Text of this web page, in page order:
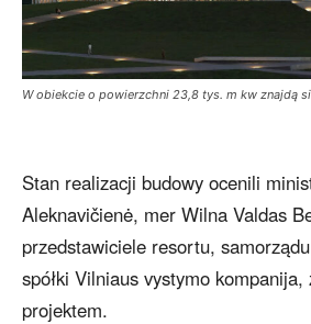
W obiekcie o powierzchni 23,8 tys. m kw znajdą
Stan realizacji budowy ocenili
Aleknavičienė, mer Wilna Valdas
przedstawiciele resortu,
spółki Vilniaus vystymo kompanija,
projektem.